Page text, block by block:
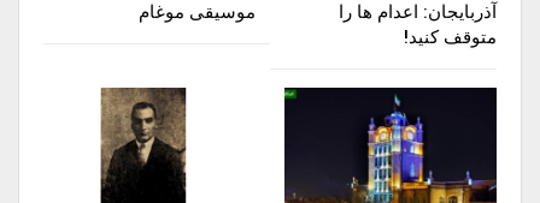
آذربایجان: اعدام ها را‌
متوقف‌ کنید!
موسیقی موغام